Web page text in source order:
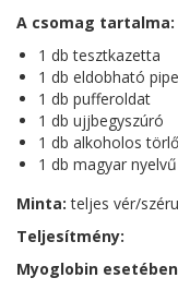
A csomag tartalma:
1 db tesztkazetta
1 db eldobható
1 db pufferoldat
1 db ujjbegyszúró
1 db alkoholos
1 db magyar
Minta: teljes vér/
Teljesítmény:
Myoglobin